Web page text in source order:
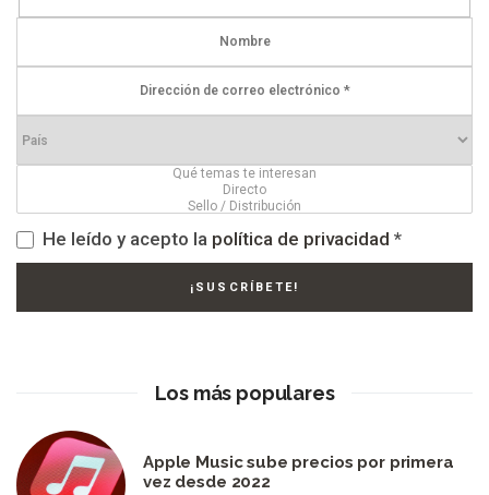
He leído y acepto la política de privacidad *
Los más populares
Apple Music sube precios por primera
vez desde 2022